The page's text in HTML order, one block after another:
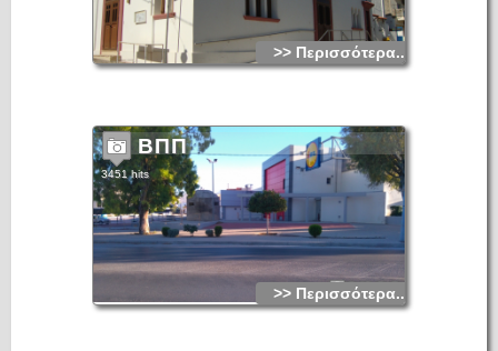
>> Περισσότερα...
ΒΠΠ
3451 hits
>> Περισσότερα...